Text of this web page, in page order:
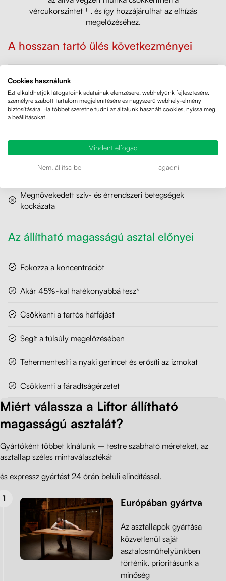
vércukorszintet†††, és így hozzájárulhat az elhízás
megelőzéséhez.
A hosszan tartó ülés következményei
Hátfájdalom
Súlygyarapodás
Emésztési problémák
Megerősödött vastagbélrák kockázat
Megnövekedett szív- és érrendszeri betegségek
kockázata
Az állítható magasságú asztal előnyei
Fokozza a koncentrációt
Akár 45%-kal hatékonyabbá tesz*
Csökkenti a tartós hátfájást
Segít a túlsúly megelőzésében
Tehermentesíti a nyaki gerincet és erősíti az izmokat
Csökkenti a fáradtságérzetet
Miért válassza a Liftor állítható
magasságú asztalát?
Gyártóként többet kínálunk – testre szabható méreteket, az
asztallap széles mintaválasztékát
és expressz gyártást 24 órán belüli elindítással.
Európában gyártva
Az asztallapok gyártása
közvetlenül saját
asztalosműhelyünkben
történik, prioritásunk a
minőség
Cookies használunk
Ezt elküldhetjük látogatóink adatainak elemzésére, webhelyünk fejlesztésére,
személyre szabott tartalom megjelenítésére és nagyszerű webhely-élmény
biztosítására. Ha többet szeretne tudni az általunk használt cookies, nyissa meg
a beállításokat.
Mindent elfogad
Nem, állítsa be Tagadni